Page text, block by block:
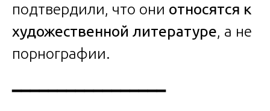
подтвердили, что они относятся к
художественной литературе, а не
порнографии.
━━━━━━━━━━━━━━━━━